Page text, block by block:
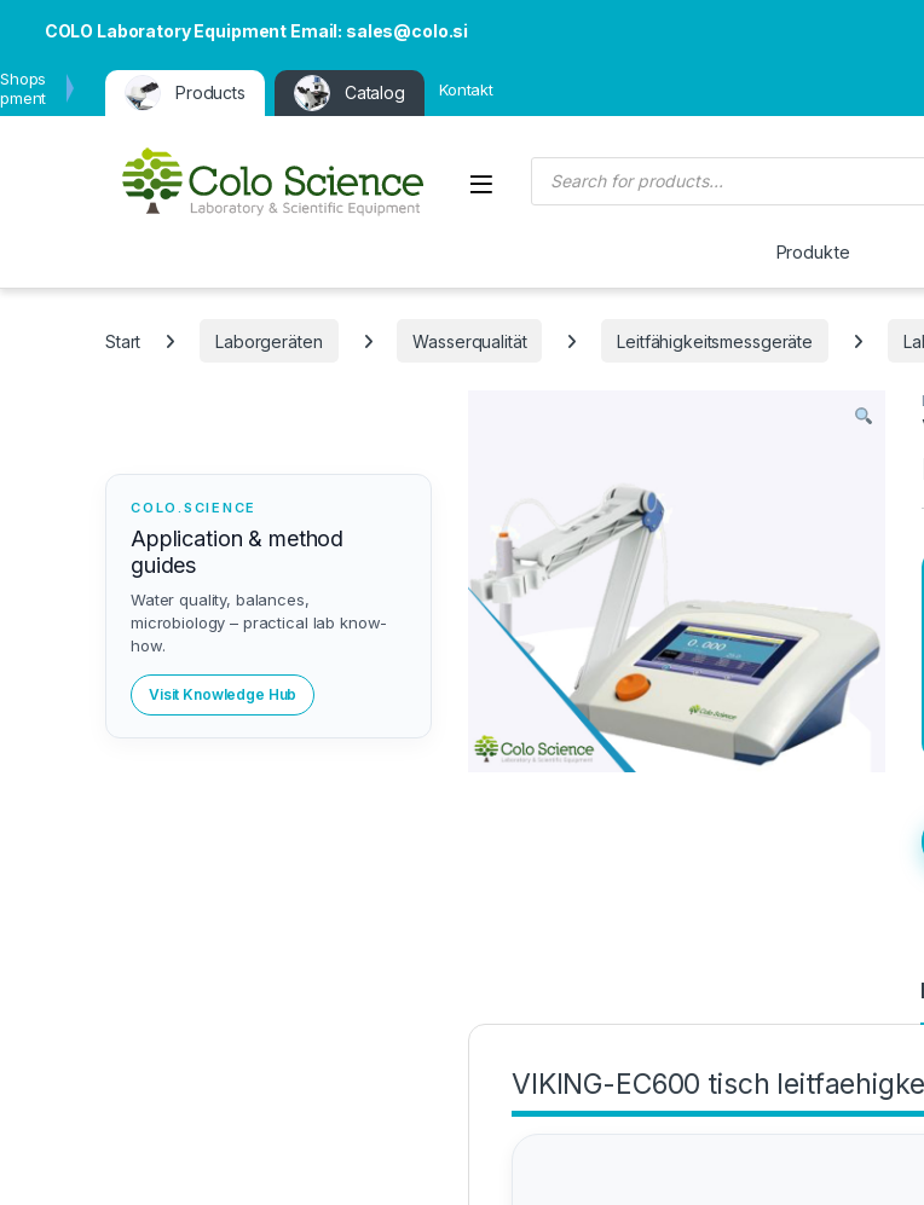
COLO Laboratory Equipment Email: sales@colo.si
Products Catalog Kontakt
Open
Products search
Produkte
Start Laborgeräten Wasserqualität Leitfähigkeitsmessgeräte
VIKING-EC600 tisch
COLO.SCIENCE
Application & method
guides
Water quality, balances,
microbiology – practical lab know-
how.
Visit Knowledge Hub